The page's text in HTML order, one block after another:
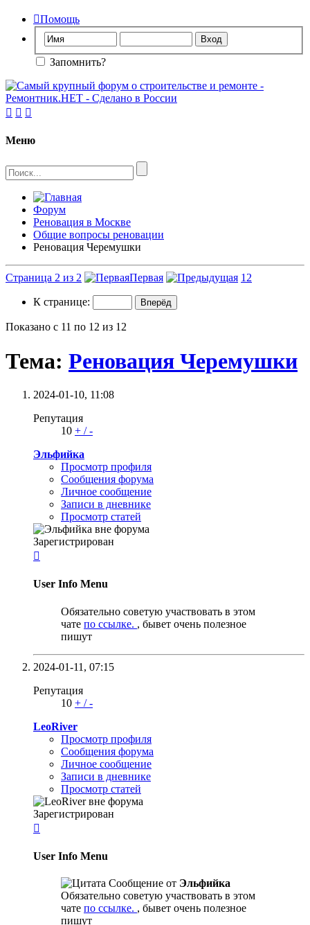
Помощь
Запомнить?
  
Меню
Форум
Реновация в Москве
Общие вопросы реновации
Реновация Черемушки
Страница 2 из 2 Первая 1 2
К странице:
Показано с 11 по 12 из 12
Тема: Реновация Черемушки
2024-01-10, 11:08
Репутация
10 + /-
Эльфийка
Просмотр профиля
Сообщения форума
Личное сообщение
Записи в дневнике
Просмотр статей
Зарегистрирован

User Info Menu
Обязательно советую участвовать в этом
чате по ссылке. , бывет очень полезное
пишут
2024-01-11, 07:15
Репутация
10 + /-
LeoRiver
Просмотр профиля
Сообщения форума
Личное сообщение
Записи в дневнике
Просмотр статей
Зарегистрирован

User Info Menu
Сообщение от Эльфийка
Обязательно советую участвовать в этом
чате по ссылке. , бывет очень полезное
пишут